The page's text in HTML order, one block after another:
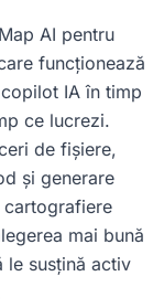
AI pentru
funcționează
IA în timp
ce lucrezi.
de fișiere,
și generare
cartografiere
mai bună
le susțină activ